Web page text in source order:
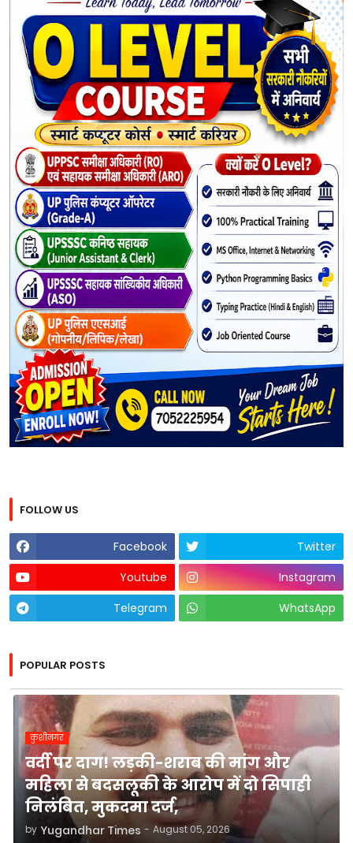
FOLLOW US
Facebook
Twitter
Youtube
Instagram
Telegram
WhatsApp
POPULAR POSTS
कुशीनगर
वर्दी पर दाग! लड़की-शराब की मांग और
महिला से बदसलूकी के आरोप में दो सिपाही
निलंबित, मुकदमा दर्ज,
by Yugandhar Times - August 05, 2026